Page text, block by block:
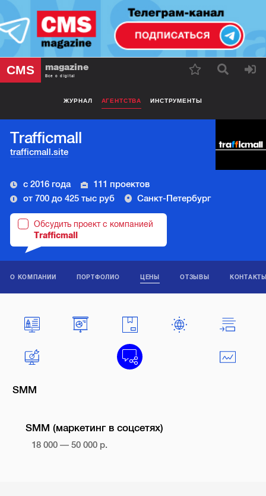
CMS magazine
Все о digital
ЖУРНАЛ АГЕНТСТВА ИНСТРУМЕНТЫ
Trafficmall
trafficmall.site
с 2016 года
111 проектов
от 700 до 425 тыс руб
Санкт-Петербург
Обсудить проект с компанией
Trafficmall
О КОМПАНИИ ПОРТФОЛИО ЦЕНЫ ОТЗЫВЫ
SMM
SMM (маркетинг в соцсетях)
18 000 — 50 000 р.